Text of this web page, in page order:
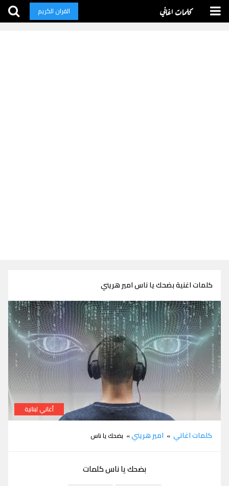
كلمات اغاني القران الكريم
كلمات اغنية بضحك يا ناس امير هريني
أغاني لبنانية
كلمات اغاني » امير هريني» بضحك يا ناس
بضحك يا ناس كلمات